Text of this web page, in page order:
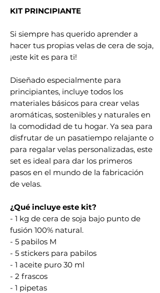
KIT PRINCIPIANTE
Si siempre has querido aprender a
hacer tus propias velas de cera de soja,
¡este kit es para ti!
Diseñado especialmente para
principiantes, incluye todos los
materiales básicos para crear velas
aromáticas, sostenibles y naturales en
la comodidad de tu hogar. Ya sea para
disfrutar de un pasatiempo relajante o
para regalar velas personalizadas, este
set es ideal para dar los primeros
pasos en el mundo de la fabricación
de velas.
¿Qué incluye este kit?
- 1 kg de cera de soja bajo punto de
fusión 100% natural.
- 5 pabilos M
- 5 stickers para pabilos
- 1 aceite puro 30 ml
- 2 frascos
- 1 pipetas